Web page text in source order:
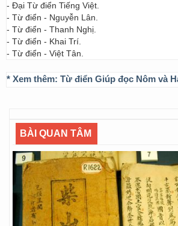
- Đại Từ điển Tiếng Việt.
- Từ điển - Nguyễn Lân.
- Từ điển - Thanh Nghị.
- Từ điển - Khai Trí.
- Từ điển - Việt Tân.
* Xem thêm: Từ điển Giúp đọc Nôm và
BÀI QUAN TÂM